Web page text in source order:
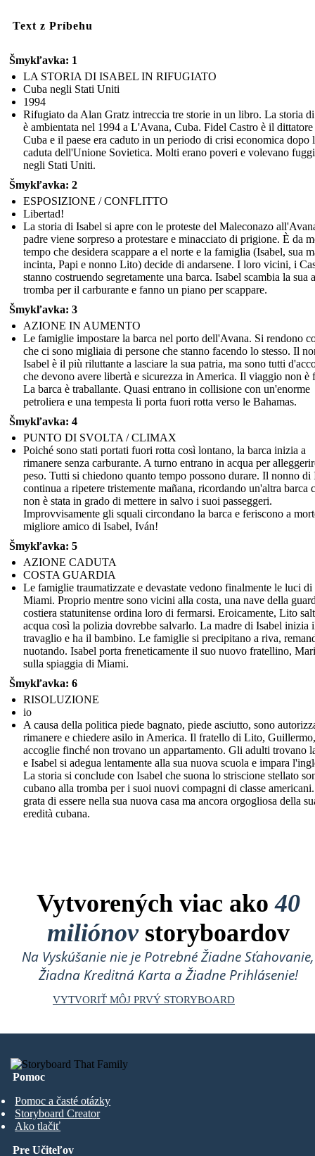
Text z Príbehu
Šmykľavka: 1
LA STORIA DI ISABEL IN RIFUGIATO
Cuba negli Stati Uniti
1994
Rifugiato da Alan Gratz intreccia tre storie in un libro. La storia
è ambientata nel 1994 a L'Avana, Cuba. Fidel Castro è il
Cuba e il paese era caduto in un periodo di crisi economica dopo
caduta dell'Unione Sovietica. Molti erano poveri e volevano
negli Stati Uniti.
Šmykľavka: 2
ESPOSIZIONE / CONFLITTO
Libertad!
La storia di Isabel si apre con le proteste del Maleconazo
padre viene sorpreso a protestare e minacciato di prigione. È da
tempo che desidera scappare a el norte e la famiglia (Isabel, sua
incinta, Papi e nonno Lito) decide di andarsene. I loro vicini, i
stanno costruendo segretamente una barca. Isabel scambia la sua
tromba per il carburante e fanno un piano per scappare.
Šmykľavka: 3
AZIONE IN AUMENTO
Le famiglie impostare la barca nel porto dell'Avana. Si rendono
che ci sono migliaia di persone che stanno facendo lo stesso. Il
Isabel è il più riluttante a lasciare la sua patria, ma sono tutti
che devono avere libertà e sicurezza in America. Il viaggio non è
La barca è traballante. Quasi entrano in collisione con un'enorme
petroliera e una tempesta li porta fuori rotta verso le Bahamas.
Šmykľavka: 4
PUNTO DI SVOLTA / CLIMAX
Poiché sono stati portati fuori rotta così lontano, la barca inizia a
rimanere senza carburante. A turno entrano in acqua per
peso. Tutti si chiedono quanto tempo possono durare. Il nonno di
continua a ripetere tristemente mañana, ricordando un'altra barca
non è stata in grado di mettere in salvo i suoi passeggeri.
Improvvisamente gli squali circondano la barca e feriscono a
migliore amico di Isabel, Iván!
Šmykľavka: 5
AZIONE CADUTA
COSTA GUARDIA
Le famiglie traumatizzate e devastate vedono finalmente le luci di
Miami. Proprio mentre sono vicini alla costa, una nave della
costiera statunitense ordina loro di fermarsi. Eroicamente, Lito
acqua così la polizia dovrebbe salvarlo. La madre di Isabel inizia
travaglio e ha il bambino. Le famiglie si precipitano a riva,
nuotando. Isabel porta freneticamente il suo nuovo fratellino,
sulla spiaggia di Miami.
Šmykľavka: 6
RISOLUZIONE
io
A causa della politica piede bagnato, piede asciutto, sono
rimanere e chiedere asilo in America. Il fratello di Lito,
accoglie finché non trovano un appartamento. Gli adulti trovano
e Isabel si adegua lentamente alla sua nuova scuola e impara
La storia si conclude con Isabel che suona lo striscione stellato
cubano alla tromba per i suoi nuovi compagni di classe
grata di essere nella sua nuova casa ma ancora orgogliosa della
eredità cubana.
Vytvorených viac ako40
miliónovstoryboardov
Na Vyskúšanie nie je Potrebné Žiadne Sťahovanie,
Žiadna Kreditná Karta a Žiadne Prihlásenie!
VYTVORIŤ MÔJ PRVÝ STORYBOARD
Pomoc
Pomoc a časté otázky
Storyboard Creator
Ako tlačiť
Pre Učiteľov